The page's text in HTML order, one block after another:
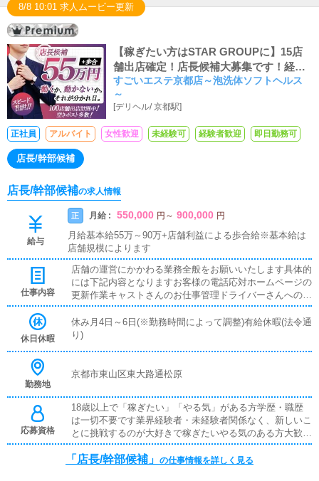
8/8 10:01 求人ムービー更新
【稼ぎたい方はSTAR GROUPに】15店
舗出店確定！店長候補大募集です！経験
により店長スタートも、未経験でも3ヶ月
で店長に昇格可能です！
すごいエステ京都店～泡洗体ソフトヘルス
～
[デリヘル/京都駅]
正社員 アルバイト 女性歓迎 未経験可 経験者歓迎 即日勤務可
店長/幹部候補
店長/幹部候補の求人情報
給与
正 月給 : 550,000 円 ～ 900,000 円
月給基本給55万～90万+店舗利益による歩合給※基本給は
店舗規模によります
仕事内容
店舗の運営にかかわる業務全般をお願いいたします具体的
には下記内容となりますお客様の電話応対ホームページの
更新作業キャストさんのお仕事管理ドライバーさんへの業
務連絡スタッフ教育面接対応
休日休暇
休み月4日～6日(※勤務時間によって調整)有給休暇(法令通
り)
勤務地
京都市東山区東大路通松原
応募資格
18歳以上で「稼ぎたい」「やる気」がある方学歴・職歴
は一切不要です業界経験者・未経験者関係なく、新しいこ
とに挑戦するのが大好きで稼ぎたいやる気のある方大歓迎
です先輩スタッフが丁寧にレクチャーしますので、やる気
さえあればすぐに昇格可能です※従業員雇用契約、業務委
「店長/幹部候補」 の仕事情報を詳しく見る